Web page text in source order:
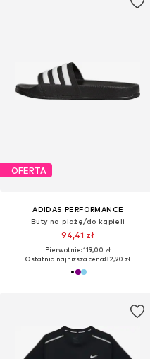
OFERTA
ADIDAS PERFORMANCE
Buty na plażę/do kąpieli
94,41 zł
Pierwotnie: 119,00 zł
Ostatnia najniższa cena:82,90 zł